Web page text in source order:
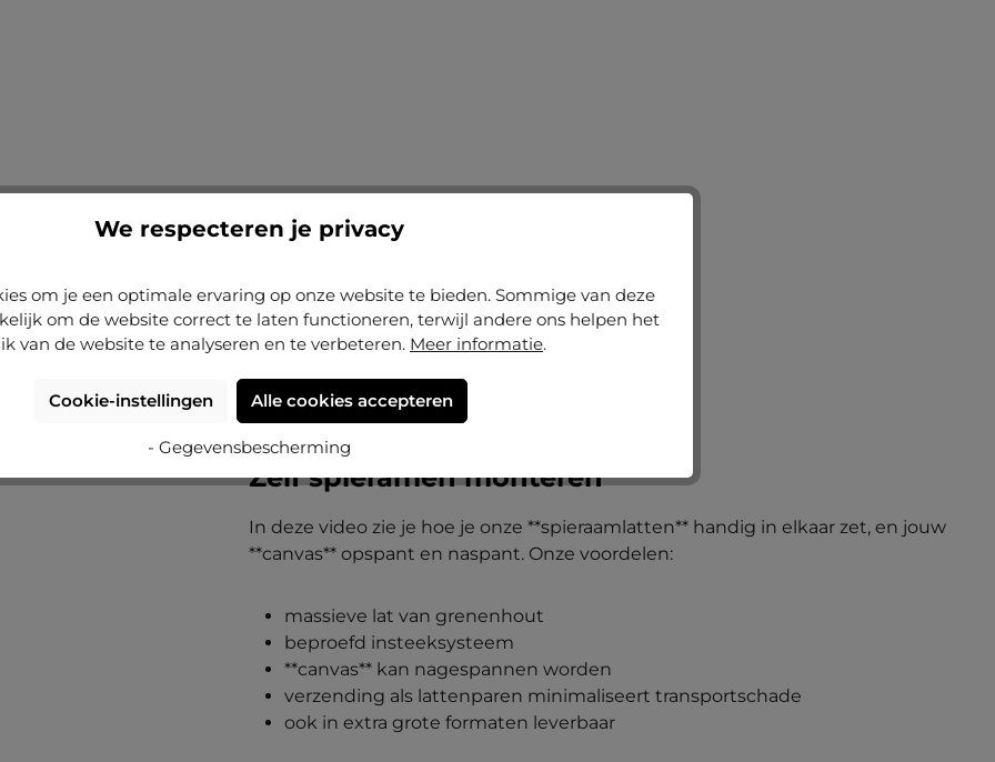
aan. Zorg ervoor dat de buitenmaat
van het canvas om het spieraam
kleiner te kiezen dan jouw canvas. Zo
slaan en te bevestigen. Ons spieraam
van 7 cm in principe aan de veilige
Zelf spieramen monteren
In deze video zie je hoe je onze **spieraamlatten** handig in elkaar zet, en jouw
**canvas** opspant en naspant. Onze voordelen:
massieve lat van grenenhout
beproefd insteeksysteem
**canvas** kan nagespannen worden
verzending als lattenparen minimaliseert transportschade
ook in extra grote formaten leverbaar
We respecteren je privacy
om je een optimale ervaring op onze website te bieden. Sommige van deze
om de website correct te laten functioneren, terwijl andere ons helpen het
van de website te analyseren en te verbeteren. Meer informatie.
Cookie-instellingen Alle cookies accepteren
- Gegevensbescherming